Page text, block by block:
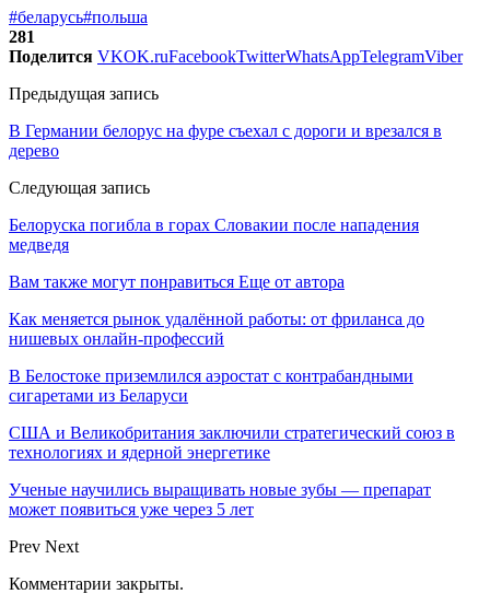
#беларусь#польша
281
Поделится VKOK.ruFacebookTwitterWhatsAppTelegramViber
Предыдущая запись
В Германии белорус на фуре съехал с дороги и врезался в
дерево
Следующая запись
Белоруска погибла в горах Словакии после нападения
медведя
Вам также могут понравиться Еще от автора
Как меняется рынок удалённой работы: от фриланса до
нишевых онлайн-профессий
В Белостоке приземлился аэростат с контрабандными
сигаретами из Беларуси
США и Великобритания заключили стратегический союз в
технологиях и ядерной энергетике
Ученые научились выращивать новые зубы — препарат
может появиться уже через 5 лет
Prev Next
Комментарии закрыты.